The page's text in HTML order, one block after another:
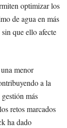
optimizar los
de agua en más
que ello afecte
menor
a la
más
retos marcados
ha dado